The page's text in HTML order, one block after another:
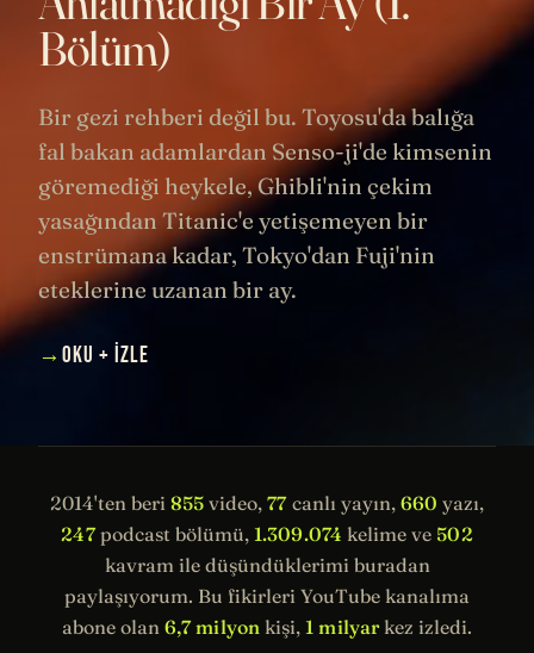
Bölüm)
Bir gezi rehberi değil bu. Toyosu'da balığa
fal bakan adamlardan Senso-ji'de kimsenin
göremediği heykele, Ghibli'nin çekim
yasağından Titanic'e yetişemeyen bir
enstrümana kadar, Tokyo'dan Fuji'nin
eteklerine uzanan bir ay.
→ OKU + İZLE
2014'ten beri 855 video,77canlı yayın, 660 yazı,
247podcast bölümü, 1.309.074 kelime ve 502
kavram ile düşündüklerimi buradan
paylaşıyorum. Bu fikirleri YouTube kanalıma
abone olan 6,7 milyon kişi, 1 milyarkez izledi.